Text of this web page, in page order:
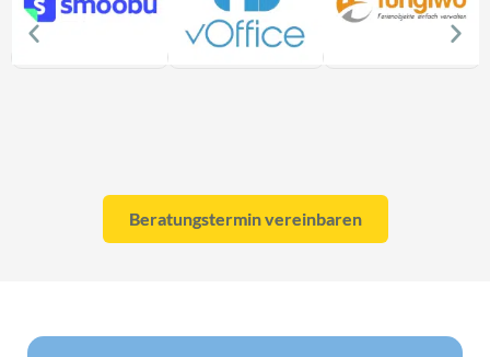
Beratungstermin vereinbaren